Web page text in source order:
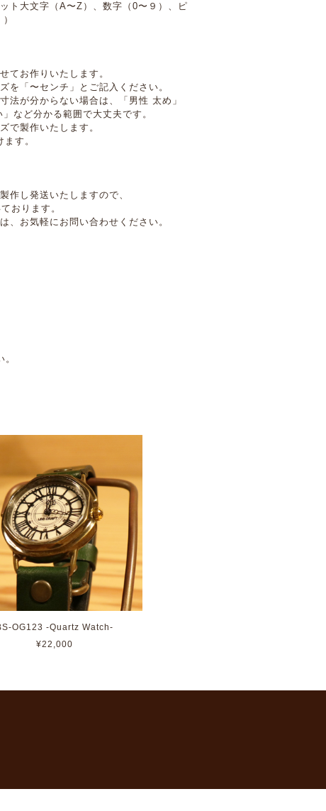
大文字（A〜Z）、数字（0〜９）、ピ
てお作りいたします。
を「〜センチ」とご記入ください。
法が分からない場合は、「男性 太め」
など分かる範囲で大丈夫です。
で製作いたします。
す。
作し発送いたしますので、
おります。
、お気軽にお問い合わせください。
OG123 -Quartz Watch-
¥22,000